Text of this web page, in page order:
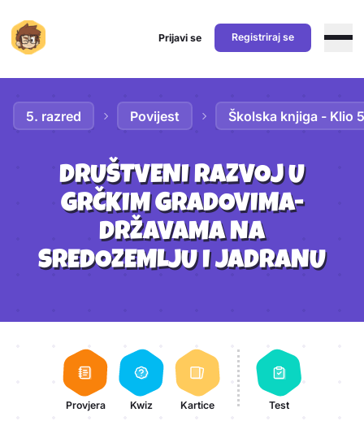
Prijavi se Registriraj se
5. razred Povijest Školska knjiga - Klio 5
DRUŠTVENI RAZVOJ U
GRČKIM GRADOVIMA-
DRŽAVAMA NA
SREDOZEMLJU I JADRANU
Aktivnosti lekcije
Provjera Kwiz Kartice Test